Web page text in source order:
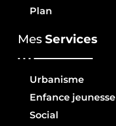
Plan
Mes Services
Urbanisme
Enfance jeunesse
Social